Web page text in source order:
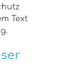
Text